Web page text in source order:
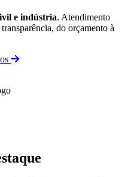
e indústria. Atendimento
do orçamento à